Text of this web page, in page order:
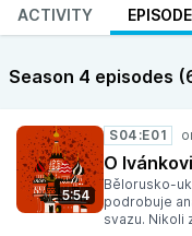
ACTIVITY
Season 4 episodes
5:54
S04:E01
O
Bělorusko-
podrobuje
svazu. Nikoli